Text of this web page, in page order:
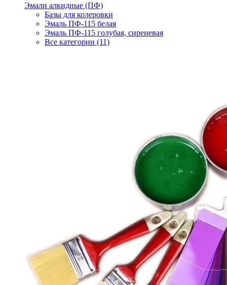
Эмали алкидные (ПФ)
Базы для колеровки
Эмаль ПФ-115 белая
Эмаль ПФ-115 голубая, сиреневая
Все категории (11)